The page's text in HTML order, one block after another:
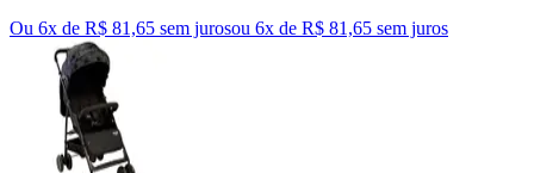
Ou 6x de R$ 81,65 sem jurosou 6x de R$ 81,65 sem juros